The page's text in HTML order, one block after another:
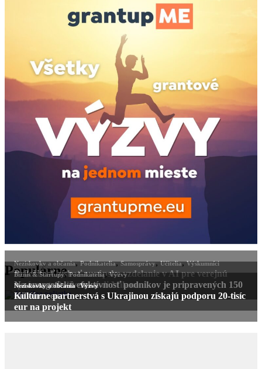
Populárne
Neziskovky a občania,Podnikatelia,Samosprávy,Učitelia,Výskumníci
Príležitosť získať európske vzdelanie v AI pre verejnú
správu na Politecnico di Milano
Biznis & Startupy,Podnikatelia,Výzvy
Na energetickú efektívnosť podnikov je pripravených 150
miliónov eur
Neziskovky a občania,Výzvy
Kultúrne partnerstvá s Ukrajinou získajú podporu 20-tisíc
eur na projekt